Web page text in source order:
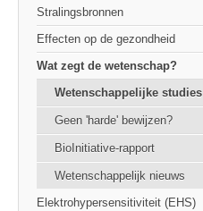
Stralingsbronnen
Effecten op de gezondheid
Wat zegt de wetenschap?
Wetenschappelijke studies
Geen 'harde' bewijzen?
BioInitiative-rapport
Wetenschappelijk nieuws
Elektrohypersensitiviteit (EHS)